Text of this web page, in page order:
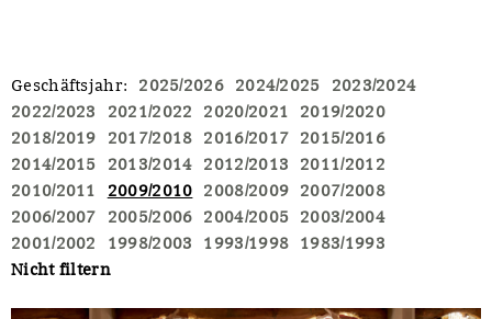
Geschäftsjahr: 2025/2026 2024/2025
2023/2024
2022/2023
2021/2022 2020/2021
2019/2020
2018/2019
2017/2018 2016/2017
2015/2016
2014/2015
2013/2014 2012/2013
2011/2012
2010/2011
2009/2010 2008/2009
2007/2008
2006/2007
2005/2006 2004/2005
2003/2004
2001/2002
1998/2003 1993/1998
1983/1993
Nicht filtern